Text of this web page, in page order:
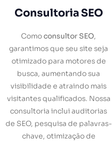
Consultoria SEO
Comoconsultor SEO,
garantimos que seu site seja
otimizado para motores de
busca, aumentando sua
visibilidade e atraindo mais
visitantes qualificados. Nossa
consultoria inclui auditorias
de SEO, pesquisa de palavras-
chave, otimização de